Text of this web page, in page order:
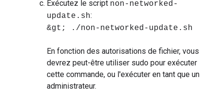
Exécutez le script non-networked-
update.sh:
&gt; ./non-networked-update.sh
En fonction des autorisations de fichier, vous
devrez peut-être utiliser sudo pour exécuter
cette commande, ou l'exécuter en tant que un
administrateur.